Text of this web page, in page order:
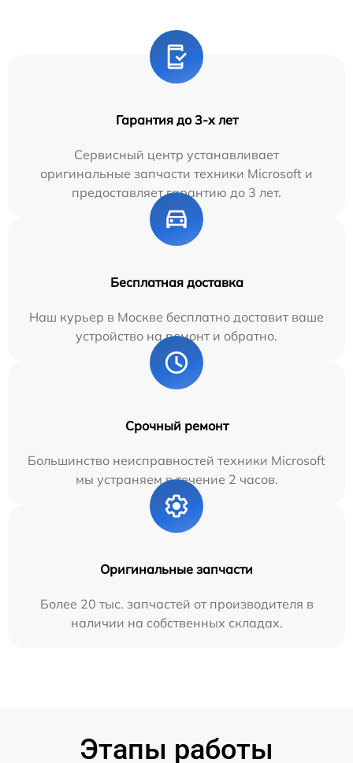
Гарантия до 3-х лет
Сервисный центр устанавливает
оригинальные запчасти техники Microsoft и
предоставляет гарантию до 3 лет.
Бесплатная доставка
Наш курьер в Москве бесплатно доставит ваше
устройство на ремонт и обратно.
Срочный ремонт
Большинство неисправностей техники Microsoft
мы устраняем в течение 2 часов.
Оригинальные запчасти
Более 20 тыс. запчастей от производителя в
наличии на собственных складах.
Этапы работы